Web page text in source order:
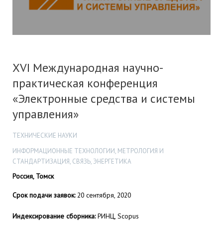
XVI Международная научно-
практическая конференция
«Электронные средства и системы
управления»
ТЕХНИЧЕСКИЕ НАУКИ
ИНФОРМАЦИОННЫЕ ТЕХНОЛОГИИ, МЕТРОЛОГИЯ И
СТАНДАРТИЗАЦИЯ, СВЯЗЬ, ЭНЕРГЕТИКА
Россия, Томск
Срок подачи заявок:20 сентября, 2020
Индексирование сборника:РИНЦ, Scopus